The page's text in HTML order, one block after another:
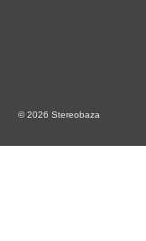
© 2026 Stereobaza